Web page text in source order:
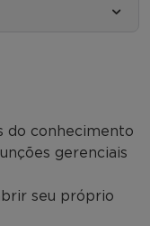
do conhecimento
gerenciais
seu próprio